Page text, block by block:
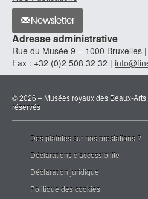
Newsletter
Adresse administrative
Rue du Musée 9 – 1000 Bruxelles
Fax : +32 (0)2 508 32 32 |
© 2026 – Musées royaux des Beaux-
réservés
Des plaintes sur nos prestations ?
Déclarations d'accessibilité
Déclaration juridique
Politique des cookies